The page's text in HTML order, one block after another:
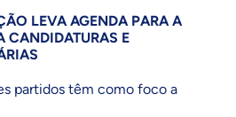
LEVA AGENDA PARA A
CANDIDATURAS E
partidos têm como foco a